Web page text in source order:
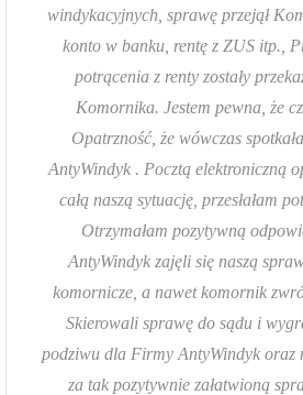
windykacyjnych, sprawę przejął
konto w banku, rentę z ZUS itp.,
potrącenia z renty zostały
Komornika. Jestem pewna, że
Opatrzność, że wówczas
AntyWindyk . Pocztą elektroniczną
całą naszą sytuację, przesłałam
Otrzymałam pozytywną
AntyWindyk zajęli się naszą
komornicze, a nawet komornik
Skierowali sprawę do sądu i
podziwu dla Firmy AntyWindyk oraz
za tak pozytywnie załatwioną